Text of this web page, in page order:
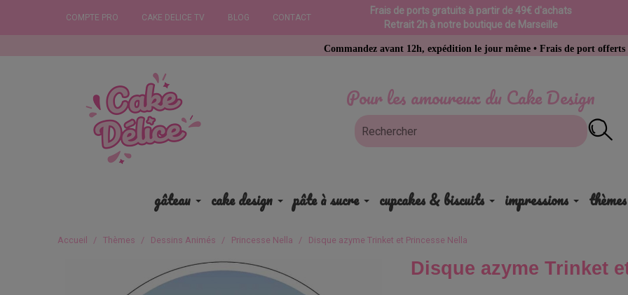
COMPTE PRO CAKE DELICE TV BLOG CONTACT
Frais de ports gratuits à partir de 49€ d'achats
Retrait 2h à notre boutique de Marseille
Pour les amoureux du Cake Design
Commandez avant 12h, expédition le jour même • Frais de port offerts dès 49 €
gâteau cake design pâte à sucre cupcakes & biscuits impressions thèmes
Accueil Thèmes Dessins Animés Princesse Nella Disque azyme Trinket et Princesse Nella
Disque azyme Trinket